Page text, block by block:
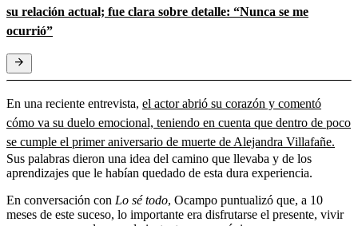
su relación actual; fue clara sobre detalle: “Nunca se me
ocurrió”
En una reciente entrevista, el actor abrió su corazón y comentó
cómo va su duelo emocional, teniendo en cuenta que dentro de poco
se cumple el primer aniversario de muerte de Alejandra Villafañe.
Sus palabras dieron una idea del camino que llevaba y de los
aprendizajes que le habían quedado de esta dura experiencia.
En conversación con Lo sé todo, Ocampo puntualizó que, a 10
meses de este suceso, lo importante era disfrutarse el presente, vivir